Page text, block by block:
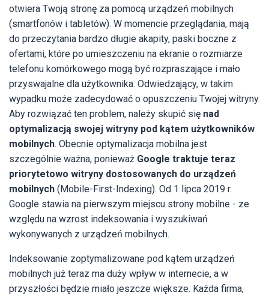
otwiera Twoją stronę za pomocą urządzeń mobilnych
(smartfonów i tabletów). W momencie przeglądania, mają
do przeczytania bardzo długie akapity, paski boczne z
ofertami, które po umieszczeniu na ekranie o rozmiarze
telefonu komórkowego mogą być rozpraszające i mało
przyswajalne dla użytkownika. Odwiedzający, w takim
wypadku może zadecydować o opuszczeniu Twojej witryny.
Aby rozwiązać ten problem, należy skupić się nad
optymalizacją swojej witryny pod kątem użytkowników
mobilnych. Obecnie optymalizacja mobilna jest
szczególnie ważna, ponieważ Google traktuje teraz
priorytetowo witryny dostosowanych do urządzeń
mobilnych (Mobile-First-Indexing). Od 1 lipca 2019 r.
Google stawia na pierwszym miejscu strony mobilne - ze
względu na wzrost indeksowania i wyszukiwań
wykonywanych z urządzeń mobilnych.
Indeksowanie zoptymalizowane pod kątem urządzeń
mobilnych już teraz ma duży wpływ w internecie, a w
przyszłości będzie miało jeszcze większe. Każda firma,